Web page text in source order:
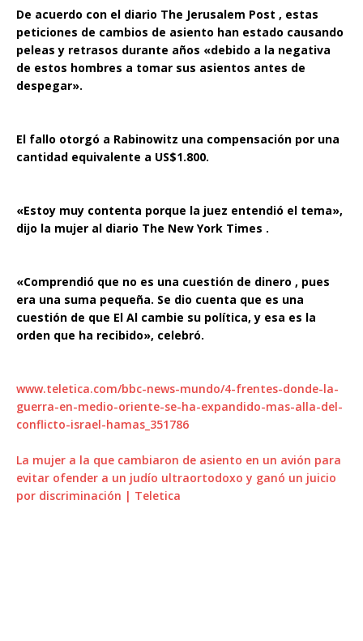
De acuerdo con el diario The Jerusalem Post , estas
peticiones de cambios de asiento han estado causando
peleas y retrasos durante años «debido a la negativa
de estos hombres a tomar sus asientos antes de
despegar».
El fallo otorgó a Rabinowitz una compensación por una
cantidad equivalente a US$1.800.
«Estoy muy contenta porque la juez entendió el tema»,
dijo la mujer al diario The New York Times .
«Comprendió que no es una cuestión de dinero , pues
era una suma pequeña. Se dio cuenta que es una
cuestión de que El Al cambie su política, y esa es la
orden que ha recibido», celebró.
www.teletica.com/bbc-news-mundo/4-frentes-donde-la-
guerra-en-medio-oriente-se-ha-expandido-mas-alla-del-
conflicto-israel-hamas_351786
La mujer a la que cambiaron de asiento en un avión para
evitar ofender a un judío ultraortodoxo y ganó un juicio
por discriminación | Teletica